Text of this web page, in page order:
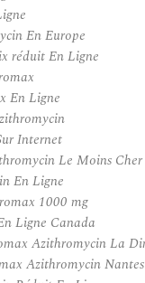
En Europe
réduit En Ligne
En Ligne
Internet
Le Moins Cher
En Ligne
1000 mg
Ligne Canada
Azithromycin La
Azithromycin Nantes